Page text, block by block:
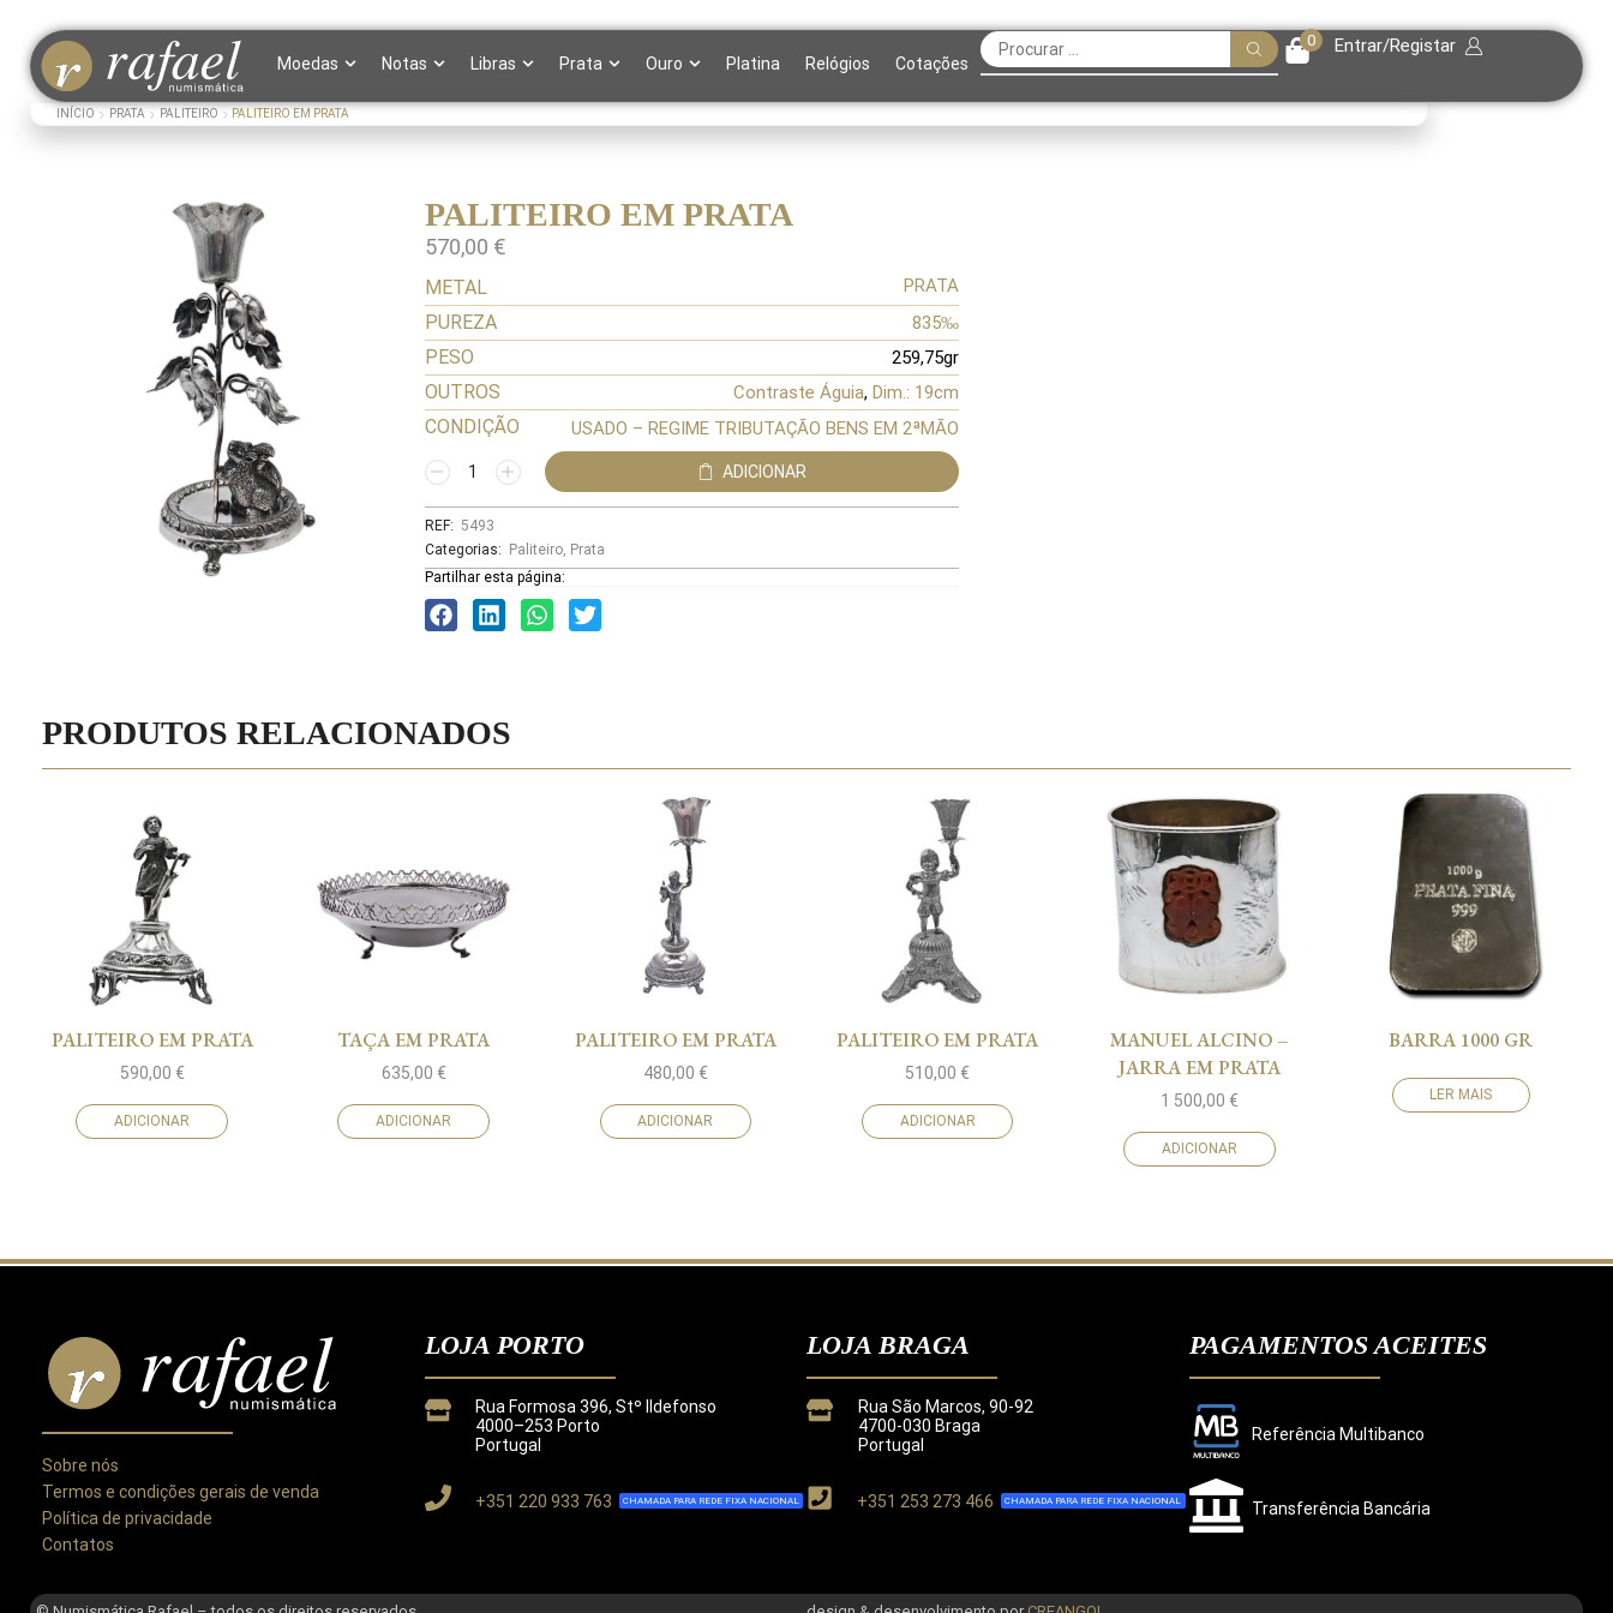
Moedas Notas Libras Prata Ouro Platina Relógios Cotações
0 Entrar/Registar
INÍCIO PRATA PALITEIRO PALITEIRO EM PRATA
PALITEIRO EM PRATA
570,00 €
METAL PRATA
PUREZA 835‰
PESO 259,75gr
OUTROS Contraste Águia, Dim.: 19cm
CONDIÇÃO USADO – REGIME TRIBUTAÇÃO BENS EM 2ªMÃO
ADICIONAR
REF: 5493
Categorias:
Paliteiro, Prata
Partilhar esta página:
PRODUTOS RELACIONADOS
PALITEIRO EM PRATA
590,00 €
ADICIONAR
TAÇA EM PRATA
635,00 €
ADICIONAR
PALITEIRO EM PRATA
480,00 €
ADICIONAR
PALITEIRO EM PRATA
510,00€
ADICIONAR
MANUEL ALCINO –
JARRA EM PRATA
1 500,00 €
ADICIONAR
BARRA 1000 GR
LER MAIS
Este site utiliza cookies para melhorar a sua experiência.
Sobre nós
Termos e condições gerais de venda
Política de privacidade
Contatos
LOJA PORTO
Rua Formosa 396, Stº Ildefonso
4000–253 Porto
Portugal
+351 220 933 763 CHAMADA PARA REDE FIXA NACIONAL
LOJA BRAGA
Rua São Marcos, 90-92
4700-030 Braga
Portugal
+351 253 273 466 CHAMADA PARA REDE FIXA NACIONAL
PAGAMENTOS ACEITES
Referência Multibanco
Transferência Bancária